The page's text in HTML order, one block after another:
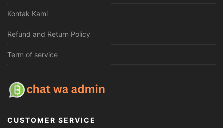
Kontak Kami
Refund and Return Policy
Term of service
CUSTOMER SERVICE